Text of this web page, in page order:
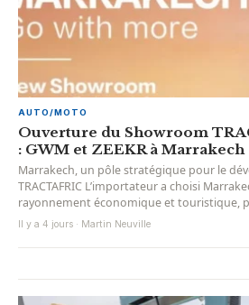
AUTO/MOTO
Ouverture du Showroom
: GWM et ZEEKR à Marrakech
Marrakech, un pôle stratégique pour le
TRACTAFRIC L’importateur a choisi
rayonnement économique et touristique,
Il y a 4 jours · Martin Neuville